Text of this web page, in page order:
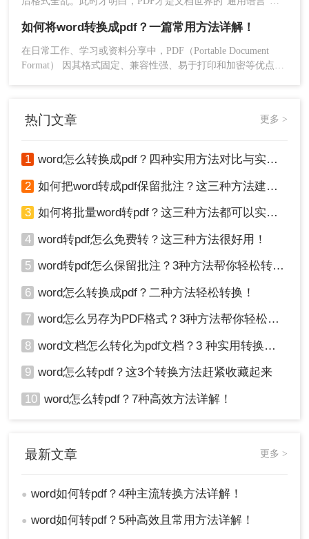
           '另存为PDF
Doc.SaveAs2 FolderPath &
           '关闭文档
           '查找下一个文件
       Loop
   End If
   Set WordApp = Nothing
MsgBox "批量转换完成！PDF文件已保存至源
运行宏：关闭VBA编辑器，回到Word主界面，
按下Alt+F8 ，选择
BatchConvertWordToPDF ，点击“运行”。
选择文件夹：在弹出的对话框中选择存放Word
所有Word文档，完成后弹出提示框。
注意事项
运行前建议备份原文件，防止误操作导致文件
提示错误，建议先测试单个文件。
和.docx，若只有.docx可改为*.docx
夹中，文件名相同但扩展名为.pdf。
法，涵盖日常办公到批量处理场景，助你彻底解决文档转换难
题。
如何将word转换成pdf？一篇常用方法详解！
在日常工作、学习或资料分享中，PDF（Portable Document
Format） 因其格式固定、兼容性强、易于打印和加密等优点，
文将详细介绍几种主流、安全且高效的转换方法。
热门文章 更多 >
1 word怎么转换成pdf？四种实用方法对比与实操指南（附详细表格）！
2 如何把word转成pdf保留批注？这三种方法建议收藏！
3 如何将批量word转pdf？这三种方法都可以实现批量转换
4 word转pdf怎么免费转？这三种方法很好用！
5 word转pdf怎么保留批注？3种方法帮你轻松转换！
6 word怎么转换成pdf？二种方法轻松转换！
7 word怎么另存为PDF格式？3种方法帮你轻松转换!
8 word文档怎么转化为pdf文档？3 种实用转换方法，完美保留原文档格式！
9 word怎么转pdf？这3个转换方法赶紧收藏起来
10 word怎么转pdf？7种高效方法详解！
最新文章 更多 >
● word如何转pdf？4种主流转换方法详解！
● word如何转pdf？5种高效且常用方法详解！